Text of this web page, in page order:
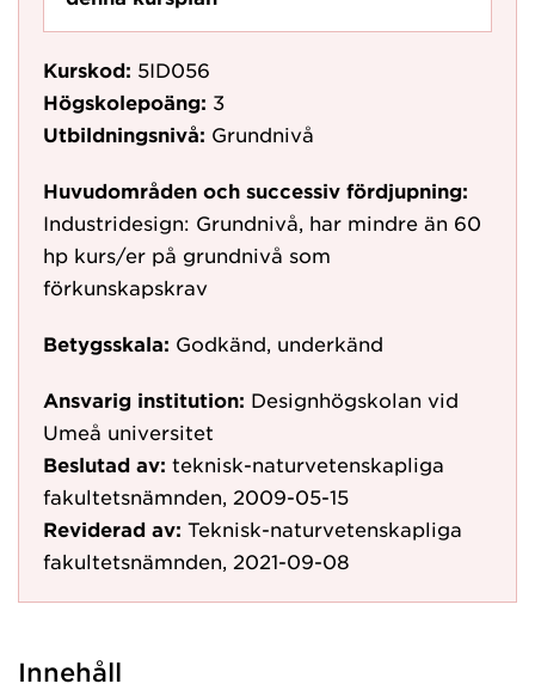
Kurskod: 5ID056
Högskolepoäng: 3
Utbildningsnivå: Grundnivå
Huvudområden och successiv fördjupning:
Industridesign: Grundnivå, har mindre än 60
hp kurs/er på grundnivå som
förkunskapskrav
Betygsskala: Godkänd, underkänd
Ansvarig institution: Designhögskolan vid
Umeå universitet
Beslutad av: teknisk-naturvetenskapliga
fakultetsnämnden, 2009-05-15
Reviderad av: Teknisk-naturvetenskapliga
fakultetsnämnden, 2021-09-08
Innehåll